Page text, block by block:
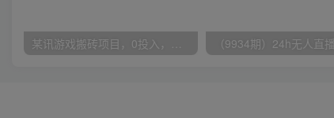
某讯游戏搬砖项目，0投入，可以挂机，轻松上手,月入3000+上不封顶